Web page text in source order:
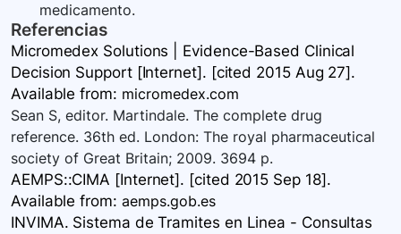
medicamento.
Referencias
Micromedex Solutions | Evidence-Based Clinical
Decision Support [Internet]. [cited 2015 Aug 27].
Available from: micromedex.com
Sean S, editor. Martindale. The complete drug
reference. 36th ed. London: The royal pharmaceutical
society of Great Britain; 2009. 3694 p.
AEMPS::CIMA [Internet]. [cited 2015 Sep 18].
Available from: aemps.gob.es
INVIMA. Sistema de Tramites en Linea - Consultas